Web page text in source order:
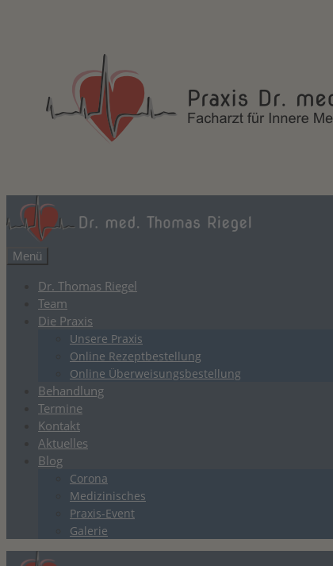
Menü
Dr. Thomas Riegel
Team
Die Praxis
Unsere Praxis
Online Rezeptbestellung
Online Überweisungsbestellung
Behandlung
Termine
Kontakt
Aktuelles
Blog
Corona
Medizinisches
Praxis-Event
Galerie